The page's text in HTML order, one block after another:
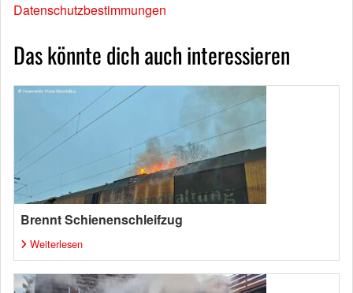
Datenschutzbestimmungen
Das könnte dich auch interessieren
Brennt Schienenschleifzug
Weiterlesen